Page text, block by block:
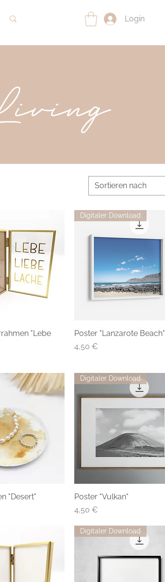
Login
Sortieren nach
"Lebe
Digitaler Download
Poster "Lanzarote Beach"
Preis
4,50 €
"Desert"
Digitaler Download
Poster "Vulkan"
Preis
4,50 €
Digitaler Download